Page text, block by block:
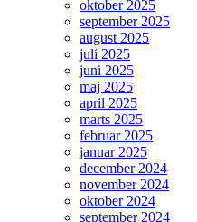
oktober 2025
september 2025
august 2025
juli 2025
juni 2025
maj 2025
april 2025
marts 2025
februar 2025
januar 2025
december 2024
november 2024
oktober 2024
september 2024